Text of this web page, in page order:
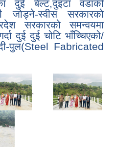
दुई बेल्ट,दुइटा वडाको
जोड्ने-स्वीस सरकारको
सरकारको समन्वयमा
दुई दुई चोटि भाँच्चिएको/
पुल(Steel Fabricated
, ,